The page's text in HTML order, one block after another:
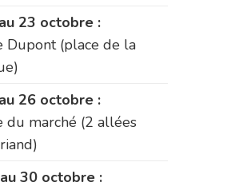
23 octobre :
Dupont (place de la
26 octobre :
du marché (2 allées
30 octobre :